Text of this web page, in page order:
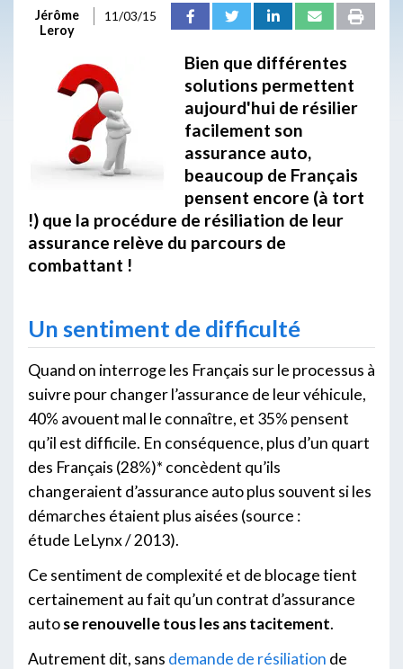
Jérôme
Leroy
11/03/15
Bien que différentes
solutions permettent
aujourd'hui de résilier
facilement son
assurance auto,
beaucoup de Français
pensent encore (à tort
!) que la procédure de résiliation de leur
assurance relève du parcours de
combattant !
Un sentiment de difficulté
Quand on interroge les Français sur le processus à
suivre pour changer l’assurance de leur véhicule,
40% avouent mal le connaître, et 35% pensent
qu’il est difficile. En conséquence, plus d’un quart
des Français (28%)* concèdent qu’ils
changeraient d’assurance auto plus souvent si les
démarches étaient plus aisées (source :
étude LeLynx / 2013).
Ce sentiment de complexité et de blocage tient
certainement au fait qu’un contrat d’assurance
autose renouvelle tous les ans tacitement.
Autrement dit, sans demande de résiliation de